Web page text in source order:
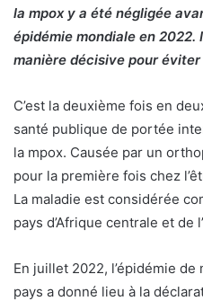
la mpox y a été négligée
épidémie mondiale en
manière décisive pour
C’est la deuxième fois en
santé publique de portée
la mpox. Causée par un
pour la première fois chez
La maladie est considérée
pays d’Afrique centrale et de
En juillet 2022, l’épidémie
pays a donné lieu à la